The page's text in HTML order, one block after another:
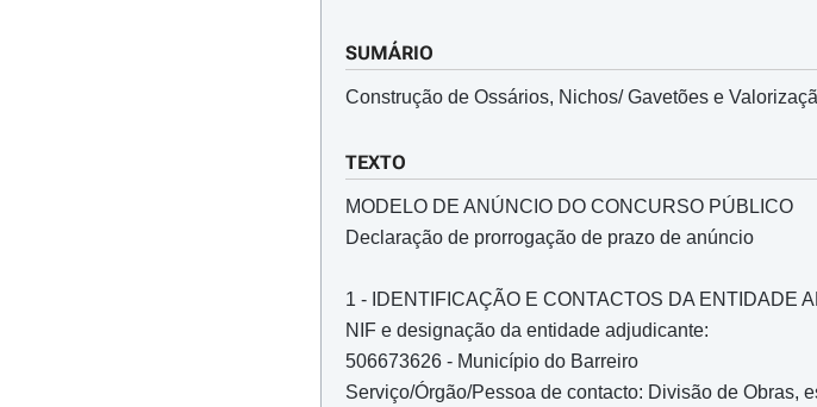
SUMÁRIO
Construção de Ossários, Nichos/ Gavetões e
TEXTO
MODELO DE ANÚNCIO DO CONCURSO PÚBLICO
Declaração de prorrogação de prazo de anúncio
1 - IDENTIFICAÇÃO E CONTACTOS DA ENTIDADE
NIF e designação da entidade adjudicante:
506673626 - Município do Barreiro
Serviço/Órgão/Pessoa de contacto: Divisão de Obras,